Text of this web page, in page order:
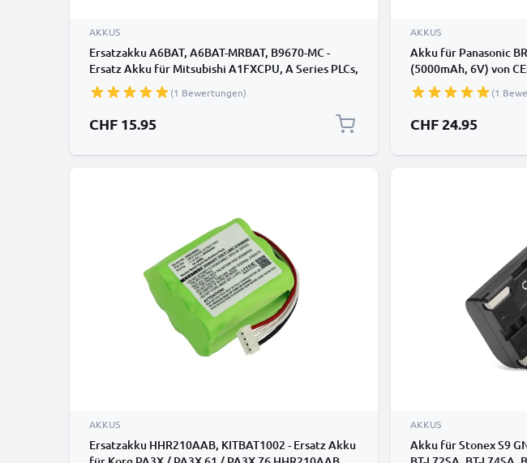
AKKUS
Ersatzakku A6BAT, A6BAT-MRBAT, B9670-MC -
Ersatz Akku für Mitsubishi A1FXCPU, A Series PLCs,
A1S Series PLC A6BAT, A6BAT-MRBAT, B9670-MC -
Zusatzakku 1700mAh, Batterie
(1 Bewertungen)
CHF 15.95
AKKUS
Akku für Panasonic
(5000mAh, 6V) von
(1
CHF 24.95
AKKUS
Ersatzakku HHR210AAB, KITBAT1002 - Ersatz Akku
AKKUS
Akku für Stonex S9